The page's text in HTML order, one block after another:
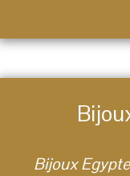
Bijoux